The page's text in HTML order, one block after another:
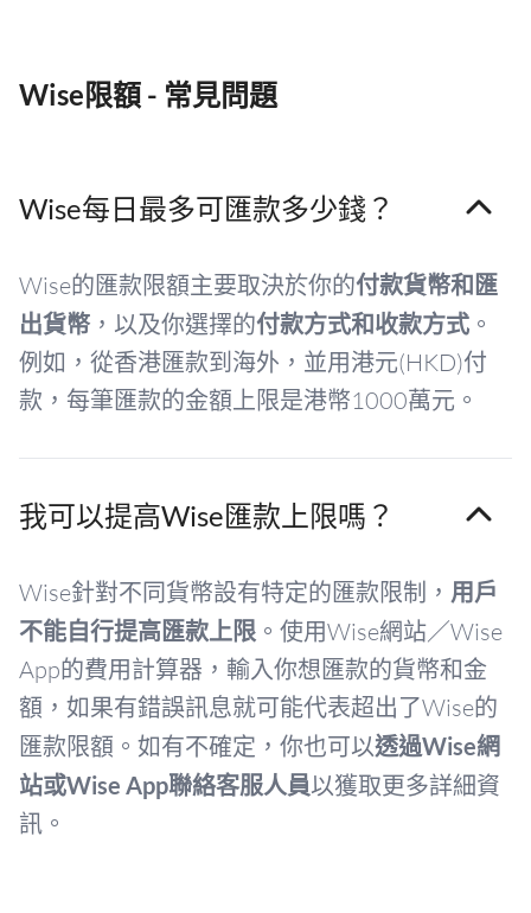
Wise限額 - 常見問題
Wise每日最多可匯款多少錢？
Wise的匯款限額主要取決於你的付款貨幣和匯
出貨幣 ，以及你選擇的付款方式和收款方式 。
例如，從香港匯款到海外，並用港元(HKD)付
款，每筆匯款的金額上限是港幣1000萬元。
我可以提高Wise匯款上限嗎？
Wise針對不同貨幣設有特定的匯款限制， 用戶
不能自行提高匯款上限 。使用Wise網站／Wise
App的費用計算器，輸入你想匯款的貨幣和金
額，如果有錯誤訊息就可能代表超出了Wise的
匯款限額。如有不確定，你也可以透過Wise網
站或Wise App聯絡客服人員以獲取更多詳細資
訊。